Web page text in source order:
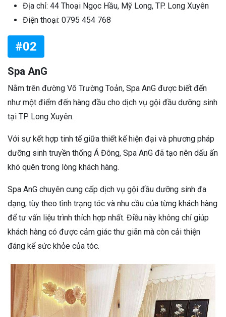
Địa chỉ: 44 Thoại Ngọc Hầu, Mỹ Long, TP. Long Xuyên
Điện thoại: 0795 454 768
#02
Spa AnG
Nằm trên đường Võ Trường Toản, Spa AnG được biết đến
như một điểm đến hàng đầu cho dịch vụ gội đầu dưỡng sinh
tại TP. Long Xuyên.
Với sự kết hợp tinh tế giữa thiết kế hiện đại và phương pháp
dưỡng sinh truyền thống Á Đông, Spa AnG đã tạo nên dấu ấn
khó quên trong lòng khách hàng.
Spa AnG chuyên cung cấp dịch vụ gội đầu dưỡng sinh đa
dạng, tùy theo tình trạng tóc và nhu cầu của từng khách hàng
để tư vấn liệu trình thích hợp nhất. Điều này không chỉ giúp
khách hàng có được cảm giác thư giãn mà còn cải thiện
đáng kể sức khỏe của tóc.